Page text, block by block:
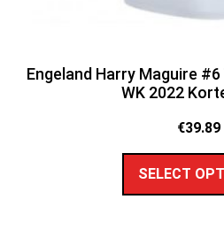
Engeland Harry Maguire
WK 2022
€39.89
SELECT